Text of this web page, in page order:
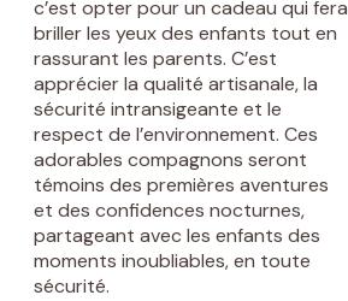
c’est opter pour un cadeau qui fera
briller les yeux des enfants tout en
rassurant les parents. C’est
apprécier la qualité artisanale, la
sécurité intransigeante et le
respect de l’environnement. Ces
adorables compagnons seront
témoins des premières aventures
et des confidences nocturnes,
partageant avec les enfants des
moments inoubliables, en toute
sécurité.